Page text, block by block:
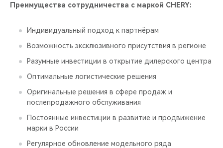
Преимущества сотрудничества с маркой CHERY:
Индивидуальный подход к партнёрам
Возможность эксклюзивного присутствия в регионе
Разумные инвестиции в открытие дилерского центра
Оптимальные логистические решения
Оригинальные решения в сфере продаж и
послепродажного обслуживания
Постоянные инвестиции в развитие и продвижение
марки в России
Регулярное обновление модельного ряда